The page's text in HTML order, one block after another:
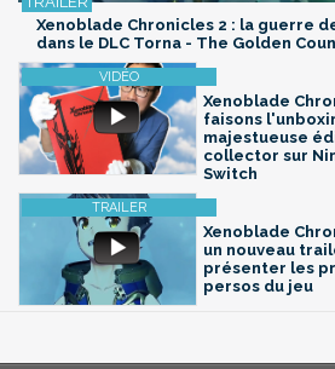
Xenoblade Chronicles 2 : la guerre
dans le DLC Torna - The Golden
Xenoblade
faisons
majestueuse
collector sur
Switch
Xenoblade
un nouveau
présenter les
persos du jeu